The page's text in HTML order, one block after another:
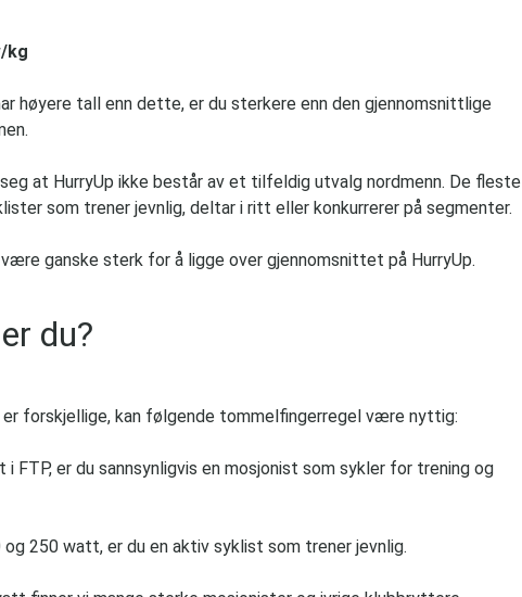
kg
høyere tall enn dette, er du sterkere enn den gjennomsnittlige
at HurryUp ikke består av et tilfeldig utvalg nordmenn. De fleste
som trener jevnlig, deltar i ritt eller konkurrerer på segmenter.
ganske sterk for å ligge over gjennomsnittet på HurryUp.
du?
forskjellige, kan følgende tommelfingerregel være nyttig:
i FTP, er du sannsynligvis en mosjonist som sykler for trening og
og 250 watt, er du en aktiv syklist som trener jevnlig.